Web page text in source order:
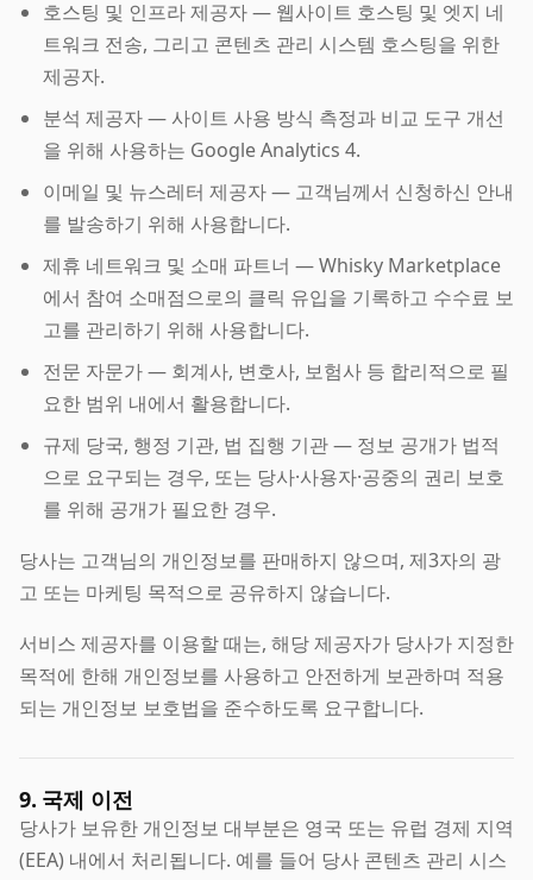
호스팅 및 인프라 제공자 — 웹사이트 호스팅 및 엣지 네
트워크 전송, 그리고 콘텐츠 관리 시스템 호스팅을 위한
제공자.
분석 제공자 — 사이트 사용 방식 측정과 비교 도구 개선
을 위해 사용하는 Google Analytics 4.
이메일 및 뉴스레터 제공자 — 고객님께서 신청하신 안내
를 발송하기 위해 사용합니다.
제휴 네트워크 및 소매 파트너 — Whisky Marketplace
에서 참여 소매점으로의 클릭 유입을 기록하고 수수료 보
고를 관리하기 위해 사용합니다.
전문 자문가 — 회계사, 변호사, 보험사 등 합리적으로 필
요한 범위 내에서 활용합니다.
규제 당국, 행정 기관, 법 집행 기관 — 정보 공개가 법적
으로 요구되는 경우, 또는 당사·사용자·공중의 권리 보호
를 위해 공개가 필요한 경우.
당사는 고객님의 개인정보를 판매하지 않으며, 제3자의 광
고 또는 마케팅 목적으로 공유하지 않습니다.
서비스 제공자를 이용할 때는, 해당 제공자가 당사가 지정한
목적에 한해 개인정보를 사용하고 안전하게 보관하며 적용
되는 개인정보 보호법을 준수하도록 요구합니다.
9. 국제 이전
당사가 보유한 개인정보 대부분은 영국 또는 유럽 경제 지역
(EEA) 내에서 처리됩니다. 예를 들어 당사 콘텐츠 관리 시스